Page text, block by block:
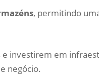
, permitindo
e investirem em
negócio.